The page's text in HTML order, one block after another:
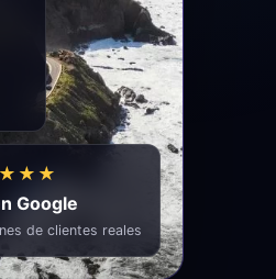
Google
de clientes reales